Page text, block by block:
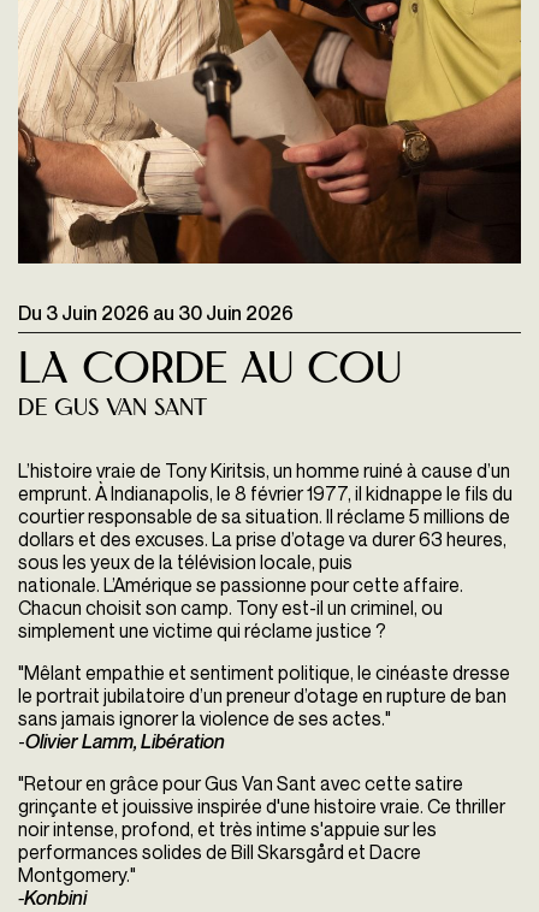
Du 3 Juin 2026 au 30 Juin 2026
La Corde au cou
de Gus Van Sant
L’histoire vraie de Tony Kiritsis, un homme ruiné à cause d’un
emprunt. À Indianapolis, le 8 février 1977, il kidnappe le fils du
courtier responsable de sa situation. Il réclame 5 millions de
dollars et des excuses. La prise d’otage va durer 63 heures,
sous les yeux de la télévision locale, puis
nationale. L’Amérique se passionne pour cette affaire.
Chacun choisit son camp. Tony est-il un criminel, ou
simplement une victime qui réclame justice ?
"Mêlant empathie et sentiment politique, le cinéaste dresse
le portrait jubilatoire d’un preneur d’otage en rupture de ban
sans jamais ignorer la violence de ses actes."
-Olivier Lamm, Libération
"Retour en grâce pour Gus Van Sant avec cette satire
grinçante et jouissive inspirée d'une histoire vraie. Ce thriller
noir intense, profond, et très intime s'appuie sur les
performances solides de Bill Skarsgård et Dacre
Montgomery."
-Konbini